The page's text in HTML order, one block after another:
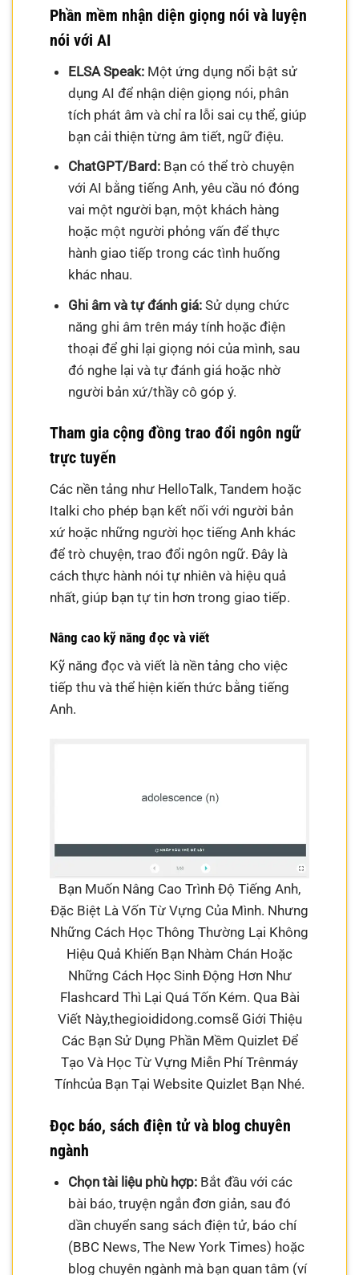
Phần mềm nhận diện giọng nói và luyện
nói với AI
ELSA Speak:Một ứng dụng nổi bật sử
dụng AI để nhận diện giọng nói, phân
tích phát âm và chỉ ra lỗi sai cụ thể, giúp
bạn cải thiện từng âm tiết, ngữ điệu.
ChatGPT/Bard:Bạn có thể trò chuyện
với AI bằng tiếng Anh, yêu cầu nó đóng
vai một người bạn, một khách hàng
hoặc một người phỏng vấn để thực
hành giao tiếp trong các tình huống
khác nhau.
Ghi âm và tự đánh giá:Sử dụng chức
năng ghi âm trên máy tính hoặc điện
thoại để ghi lại giọng nói của mình, sau
đó nghe lại và tự đánh giá hoặc nhờ
người bản xứ/thầy cô góp ý.
Tham gia cộng đồng trao đổi ngôn ngữ
trực tuyến
Các nền tảng như HelloTalk, Tandem hoặc
Italki cho phép bạn kết nối với người bản
xứ hoặc những người học tiếng Anh khác
để trò chuyện, trao đổi ngôn ngữ. Đây là
cách thực hành nói tự nhiên và hiệu quả
nhất, giúp bạn tự tin hơn trong giao tiếp.
Nâng cao kỹ năng đọc và viết
Kỹ năng đọc và viết là nền tảng cho việc
tiếp thu và thể hiện kiến thức bằng tiếng
Anh.
Bạn Muốn Nâng Cao Trình Độ Tiếng Anh,
Đặc Biệt Là Vốn Từ Vựng Của Mình. Nhưng
Những Cách Học Thông Thường Lại Không
Hiệu Quả Khiến Bạn Nhàm Chán Hoặc
Những Cách Học Sinh Động Hơn Như
Flashcard Thì Lại Quá Tốn Kém. Qua Bài
Viết Này,thegioididong.comsẽ Giới Thiệu
Các Bạn Sử Dụng Phần Mềm Quizlet Để
Tạo Và Học Từ Vựng Miễn Phí Trênmáy
Tínhcủa Bạn Tại Website Quizlet Bạn Nhé.
Đọc báo, sách điện tử và blog chuyên
ngành
Chọn tài liệu phù hợp:Bắt đầu với các
bài báo, truyện ngắn đơn giản, sau đó
dần chuyển sang sách điện tử, báo chí
(BBC News, The New York Times) hoặc
blog chuyên ngành mà bạn quan tâm (ví